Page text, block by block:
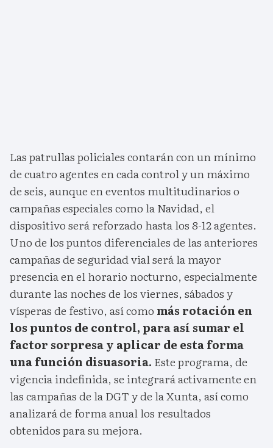
Las patrullas policiales contarán con un mínimo
de cuatro agentes en cada control y un máximo
de seis, aunque en eventos multitudinarios o
campañas especiales como la Navidad, el
dispositivo será reforzado hasta los 8-12 agentes.
Uno de los puntos diferenciales de las anteriores
campañas de seguridad vial será la mayor
presencia en el horario nocturno, especialmente
durante las noches de los viernes, sábados y
vísperas de festivo, así como más rotación en
los puntos de control, para así sumar el
factor sorpresa y aplicar de esta forma
una función disuasoria. Este programa, de
vigencia indefinida, se integrará activamente en
las campañas de la DGT y de la Xunta, así como
analizará de forma anual los resultados
obtenidos para su mejora.